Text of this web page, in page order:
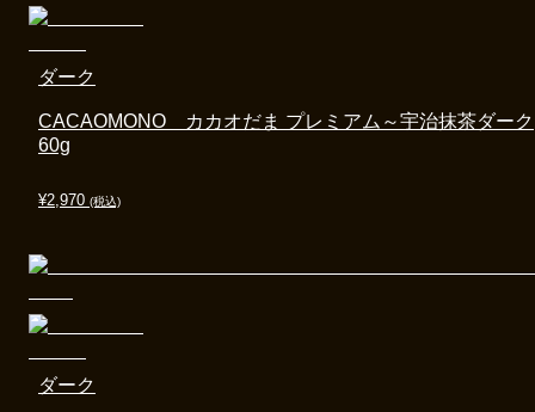
¥2,970 (税込)
CACAOMONO カカオだま プレミアム～宇治抹茶ダーク
60g
ダーク
ダーク